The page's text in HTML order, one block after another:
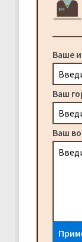
Ваше
Ваш
Ваш